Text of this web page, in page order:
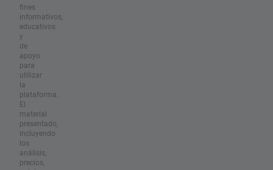
fines
informativos,
educativos
y
de
apoyo
para
utilizar
la
plataforma.
El
material
presentado,
incluyendo
los
análisis,
precios,